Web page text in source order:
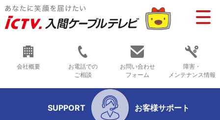
会社概要
お電話での
ご相談
お問い合わせ
フォーム
障害・
メンテナンス情報
SUPPORT お客様サポート